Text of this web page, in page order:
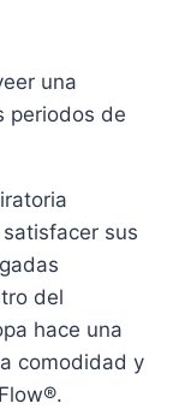
una
periodos de
sus
del
hace una
comodidad y